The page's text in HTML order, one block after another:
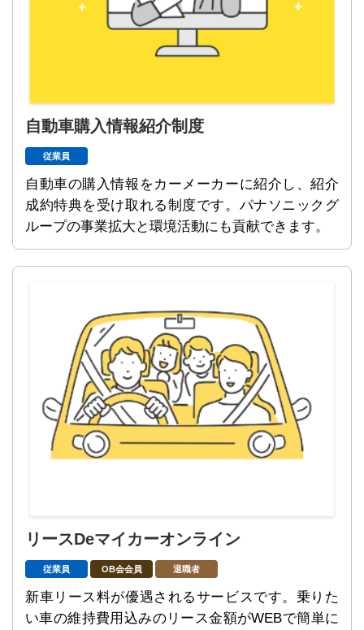
自動車購入情報紹介制度
従業員
自動車の購入情報をカーメーカーに紹介し、紹介
成約特典を受け取れる制度です。パナソニックグ
ループの事業拡大と環境活動にも貢献できます。
リースDeマイカーオンライン
従業員 OB会会員 退職者
新車リース料が優遇されるサービスです。乗りた
い車の維持費用込みのリース金額がWEBで簡単に